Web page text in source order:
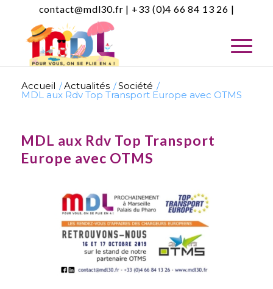
contact@mdl30.fr | +33 (0)4 66 84 13 26 |
Accueil /Actualités /Société /
MDL aux Rdv Top Transport Europe avec OTMS
MDL aux Rdv Top Transport
Europe avec OTMS